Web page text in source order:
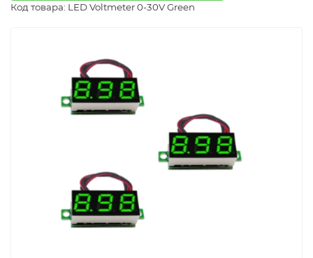
Код товара: LED Voltmeter 0-30V Green